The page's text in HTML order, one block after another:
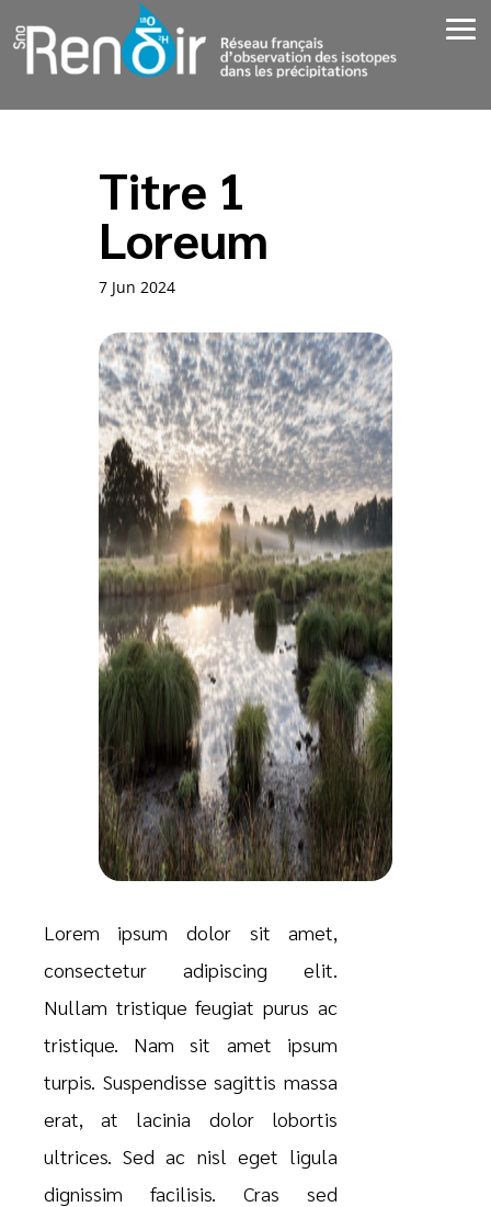
Titre 1
Loreum
7 Jun 2024
Lorem ipsum dolor sit amet,
consectetur adipiscing elit.
Nullam tristique feugiat purus ac
tristique. Nam sit amet ipsum
turpis. Suspendisse sagittis massa
erat, at lacinia dolor lobortis
ultrices. Sed ac nisl eget ligula
dignissim facilisis. Cras sed